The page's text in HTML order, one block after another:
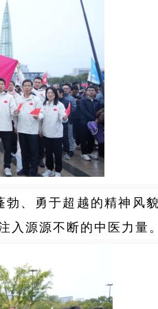
、勇于超越的精神风
入源源不断的中医力量。